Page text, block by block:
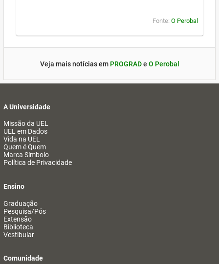
Fonte: O Perobal
Veja mais notícias em PROGRADe O Perobal
A Universidade
Missão da UEL
UEL em Dados
Vida na UEL
Quem é Quem
Marca Símbolo
Política de Privacidade
Ensino
Graduação
Pesquisa/Pós
Extensão
Biblioteca
Vestibular
Comunidade